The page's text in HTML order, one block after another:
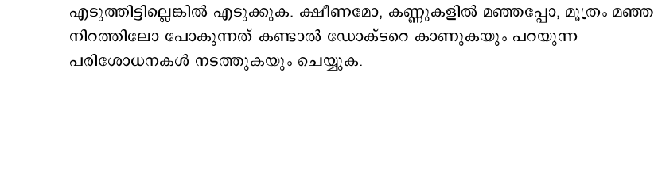
എടുത്തിട്ടില്ലെങ്കില്‍ എടുക്കുക. ക്ഷീണമോ, കണ്ണുകളില്‍ മഞ്ഞപ്പോ, മൂത്രം മഞ്ഞ
നിറത്തിലോ പോകുന്നത് കണ്ടാല്‍ ഡോക്ടറെ കാണുകയും പറയുന്ന
പരിശോധനകള്‍ നടത്തുകയും ചെയ്യുക.